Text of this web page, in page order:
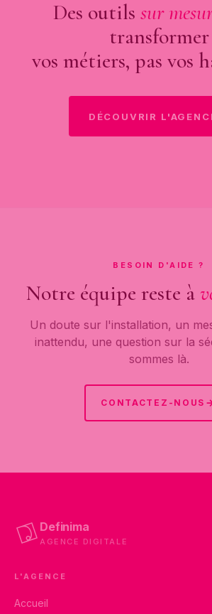
Des outils sur
transformer
vos métiers, pas vos
DÉCOUVRIR
BESOIN D'AIDE ?
Notre équipe reste à
Un doute sur l'installation, un
inattendu, une question sur la
sommes là.
CONTACTEZ-NOUS
Definima
AGENCE DIGITALE
L'AGENCE
Accueil